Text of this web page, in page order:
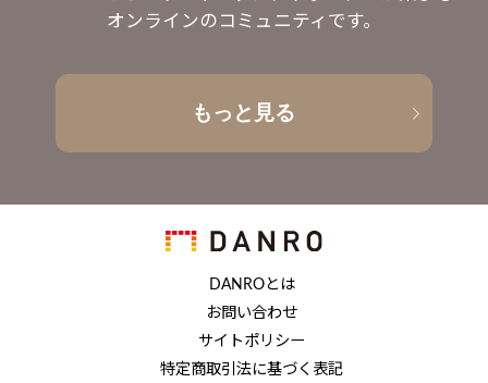
オンラインのコミュニティです。
もっと見る
DANROとは
お問い合わせ
サイトポリシー
特定商取引法に基づく表記